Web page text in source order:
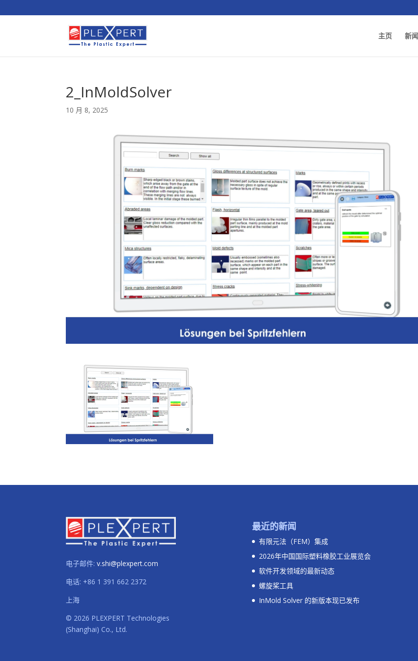
主页 新闻
2_InMoldSolver
10 月 8, 2025
电子邮件:v.shi@plexpert.com
电话: +86 1 391 662 2372
上海
© 2026 PLEXPERT Technologies
(Shanghai) Co., Ltd.
最近的新闻
有限元法（FEM）集成
2026年中国国际塑料橡胶工业展览会
软件开发领域的最新动态
螺旋桨工具
InMold Solver 的新版本现已发布